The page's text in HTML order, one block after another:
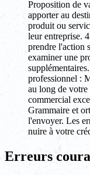
Proposition de
apporter au
produit ou
leur entreprise.
prendre l'action
examiner une
professionnel :
au long de votre
commercial
Grammaire et
l'envoyer. Les
nuire à votre
Erreurs